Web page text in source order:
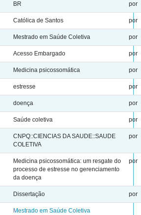
BR por
Católica de Santos por
Mestrado em Saúde Coletiva por
Acesso Embargado por
Medicina psicossomática por
estresse por
doença por
Saúde coletiva por
CNPQ::CIENCIAS DA SAUDE::SAUDE
COLETIVA
por
Medicina psicossomática: um resgate do
processo de estresse no gerenciamento
da doença
por
Dissertação por
Mestrado em Saúde Coletiva